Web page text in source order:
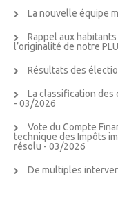
La nouvelle équipe
Rappel aux
l’originalité de notre PLU
Résultats des
La classification des
- 03/2026
Vote du Compte
technique des Impôts
résolu - 03/2026
De multiples